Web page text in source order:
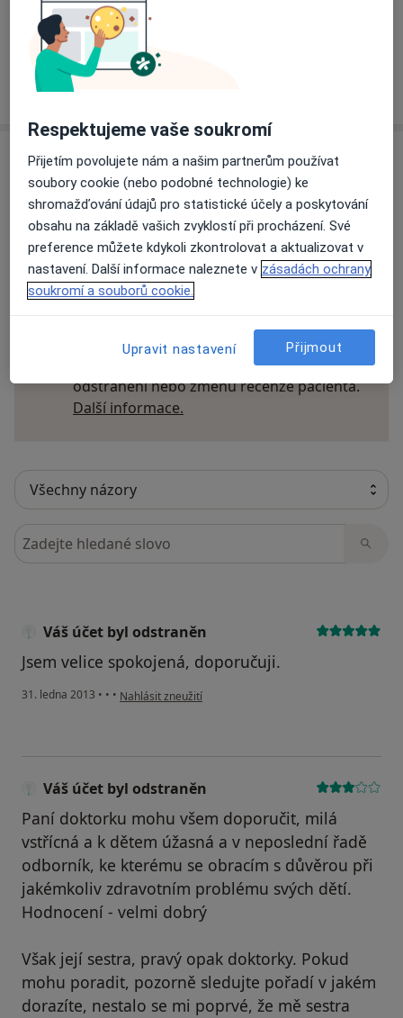
Na teto adrese lékař přijímá pacienty na pojišťovnu
Detaily
Názory
Přidejte svůj názor
32 názorů
Recenze pacientů jsou pro nás důležité.
Specialisté nemají možnost zaplatit za
odstranění nebo změnu recenze pacienta.
Další informace.
Hledejte v názorech
Váš účet byl odstraněn
Jsem velice spokojená, doporučuji.
31. ledna 2013 • • • podle názoru uživatele Váš účet byl odstraněn
Nahlásit zneužití
Váš účet byl odstraněn
Paní doktorku mohu všem doporučit, milá
vstřícná a k dětem úžasná a v neposlední řadě
odborník, ke kterému se obracím s důvěrou při
jakémkoliv zdravotním problému svých dětí.
Hodnocení - velmi dobrý
Však její sestra, pravý opak doktorky. Pokud
mohu poradit, pozorně sledujte pořadí v jakém
dorazíte, nestalo se mi poprvé, že mě sestra
Respektujeme vaše soukromí
Přijetím povolujete nám a našim partnerům používat
soubory cookie (nebo podobné technologie) ke
shromažďování údajů pro statistické účely a poskytování
obsahu na základě vašich zvyklostí při procházení. Své
preference můžete kdykoli zkontrolovat a aktualizovat v
nastavení. Další informace naleznete v zásadách ochrany
soukromí a souborů cookie.
Upravit nastavení Přijmout